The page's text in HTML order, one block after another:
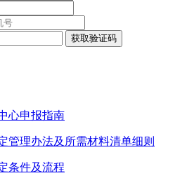
获取验证码
心申报指南
管理办法及所需材料清单细则
条件及流程